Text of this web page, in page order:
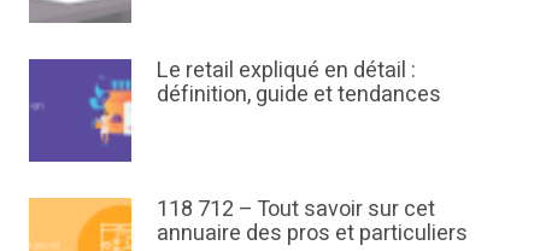
Le retail expliqué en détail :
définition, guide et tendances
118 712 – Tout savoir sur cet
annuaire des pros et particuliers